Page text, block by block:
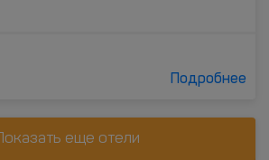
Подробнее
Показать еще отели